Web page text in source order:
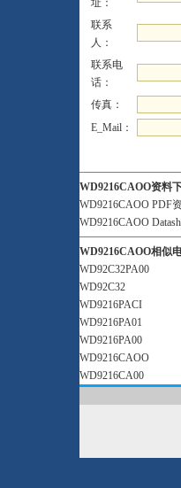
址：
联系
人：
联系电
话：
传真：
E_Mail：
WD9216CAOO资料
WD9216CAOO PDF
WD9216CAOO
WD9216CAOO相似
WD92C32PA00
WD92C32
WD9216PACI
WD9216PA01
WD9216PA00
WD9216CAOO
WD9216CA00